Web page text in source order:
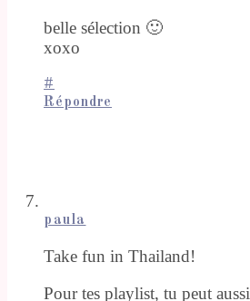
belle sélection 🙂
xoxo
#
Répondre
paula
Take fun in Thailand!
Pour tes playlist, tu peut aussi